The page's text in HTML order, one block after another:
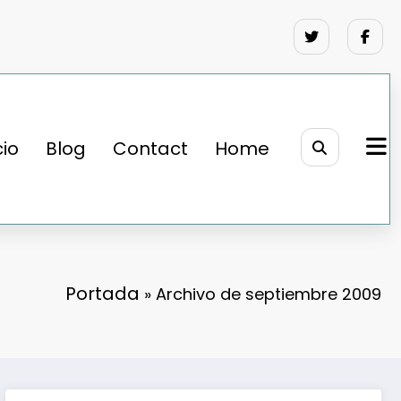
Blog Contact Home
Portada » Archivo de septiembre 2009